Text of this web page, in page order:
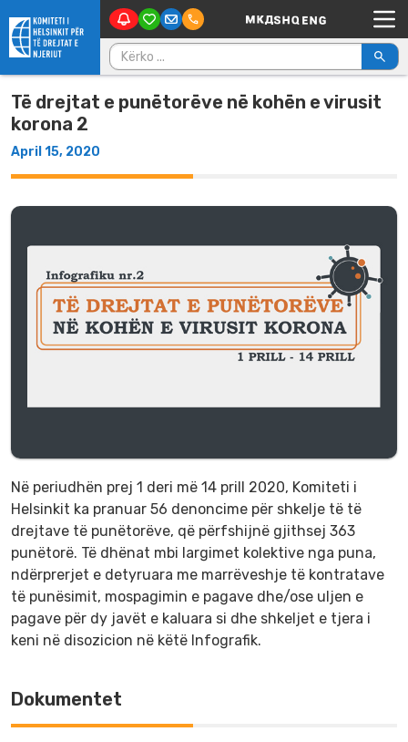
Skip to content Main Navigation
Kërko për:
Të drejtat e punëtorëve në kohën e virusit
korona 2
April 15, 2020
Në periudhën prej 1 deri më 14 prill 2020, Komiteti i
Helsinkit ka pranuar 56 denoncime për shkelje të të
drejtave të punëtorëve, që përfshijnë gjithsej 363
punëtorë. Të dhënat mbi largimet kolektive nga puna,
ndërprerjet e detyruara me marrëveshje të kontratave
të punësimit, mospagimin e pagave dhe/ose uljen e
pagave për dy javët e kaluara si dhe shkeljet e tjera i
keni në disozicion në këtë Infografik.
Dokumentet